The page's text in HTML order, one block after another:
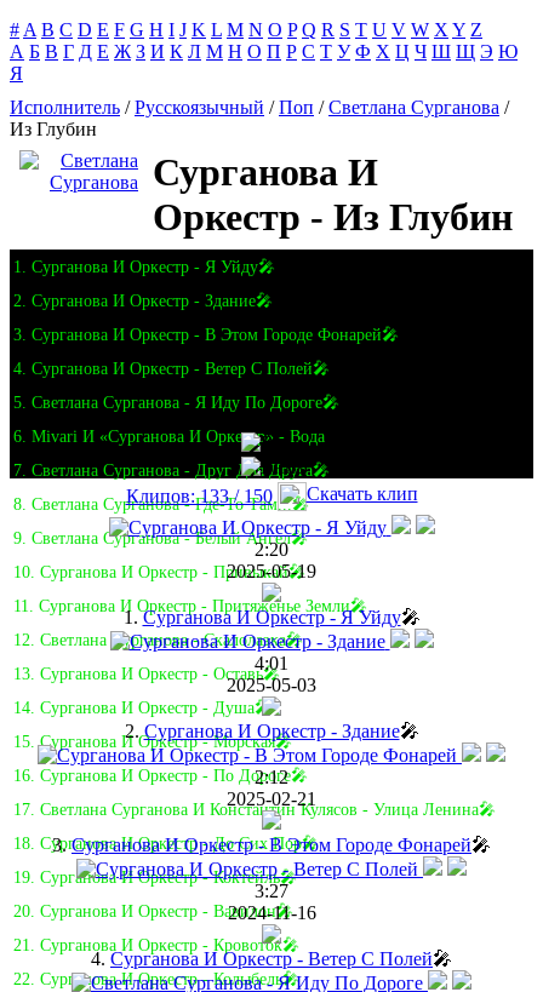
# A B C D E F G H I J K L M N O P Q R S T U V W X Y Z
А Б В Г Д Е Ж З И К Л М Н О П Р С Т У Ф Х Ц Ч Ш Щ Э Ю
Я
Исполнитель /Русскоязычный /Поп /Светлана Сурганова /
Из Глубин
Сурганова И
Оркестр - Из Глубин
1. Сурганова И Оркестр - Я Уйду🎤
2. Сурганова И Оркестр - Здание🎤
3. Сурганова И Оркестр - В Этом Городе Фонарей🎤
4. Сурганова И Оркестр - Ветер С Полей🎤
5. Светлана Сурганова - Я Иду По Дороге🎤
6. Mivari И «Сурганова И Оркестр» - Вода
7. Светлана Сурганова - Друг Для Друга🎤
8. Светлана Сурганова - Где-То Там...🎤
9. Светлана Сурганова - Белый Ангел🎤
10. Сурганова И Оркестр - Привыкай🎤
11. Сурганова И Оркестр - Притяженье Земли🎤
12. Светлана Сурганова - Скалолазка🎤
13. Сурганова И Оркестр - Оставь🎤
14. Сурганова И Оркестр - Душа🎤
15. Сурганова И Оркестр - Морская🎤
16. Сурганова И Оркестр - По Дороге🎤
17. Светлана Сурганова И Константин Кулясов - Улица Ленина🎤
18. Сурганова И Оркестр - До Сих Пор🎤
19. Сурганова И Оркестр - Коктейль🎤
20. Сурганова И Оркестр - Вавилон🎤
21. Сурганова И Оркестр - Кровоток🎤
22. Сурганова И Оркестр - Колыбель🎤
Клипов: 133 / 150 Скачать клип
2:20
2025-05-19
1.Сурганова И Оркестр - Я Уйду🎤
4:01
2025-05-03
2.Сурганова И Оркестр - Здание🎤
2:12
2025-02-21
3.Сурганова И Оркестр - В Этом Городе Фонарей🎤
3:27
2024-11-16
4. Сурганова И Оркестр - Ветер С Полей🎤